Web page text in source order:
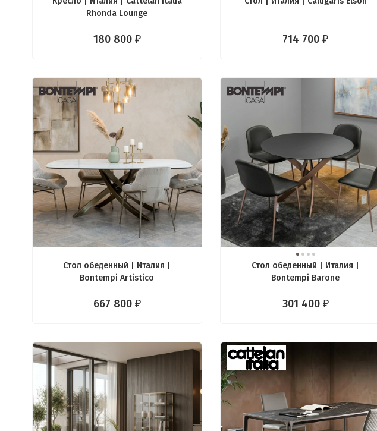
Rhonda Lounge
180 800 ₽ 714 700₽
Стол обеденный | Италия |
Bontempi Artistico
667 800 ₽
Стол обеденный | Италия |
Bontempi Barone
301 400 ₽